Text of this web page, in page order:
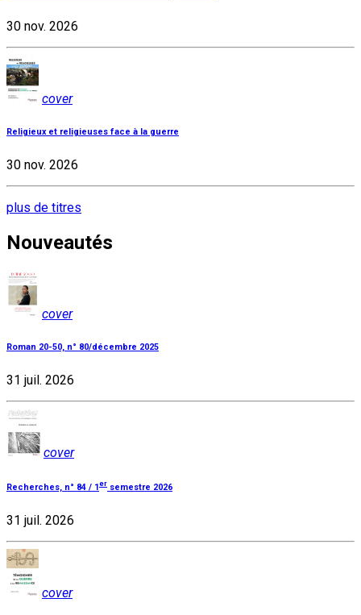
30 nov. 2026
cover
Religieux et religieuses face à la guerre
30 nov. 2026
plus de titres
Nouveautés
cover
Roman 20-50, n° 80/décembre 2025
31 juil. 2026
cover
Recherches, n° 84 / 1 er semestre 2026
31 juil. 2026
cover